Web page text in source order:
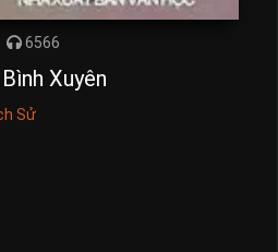
6566
Xuyên
Sử